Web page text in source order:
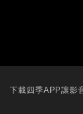
下載四季APP讓影